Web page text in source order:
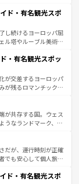
ンツ一覧を参照してほ
フラメンコ、熱気あふ
生活の一部となってい
囲気や、バルセロナの
古代ローマ遺跡や中世
なるスペインはその個
ド・有名観光スポ
し続けるヨーロッパ屈
ル塔やルーブル美術館
麗な宮殿、歴史的な大
自然が、訪れる者を心
食の国としても知ら
化遺産にも登録されて
しみ方が可能だ。さ
れており、どの街角に
。パリ以外の個性あふ
・有名観光スポッ
が交差するヨーロッパ
が残るロマンチック街
きることがない。ベ
のアルプスの絶景、そ
た風景は必見。ビール
お、新着の
してほしい。
が共存する国。ウェス
うなランドマーク、歴
、優雅なアフタヌーン
英国パブ、サッカー観
も豊富。イギリスを旅
だが、運行時刻が正確
でも安心して個人旅行
ならではのユニークな
ド・有名観光スポ